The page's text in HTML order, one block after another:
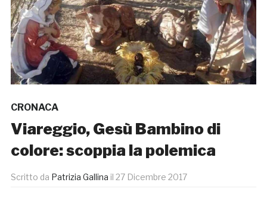
CRONACA
Viareggio, Gesù Bambino di
colore: scoppia la polemica
Scritto da Patrizia Gallina il 27 Dicembre 2017